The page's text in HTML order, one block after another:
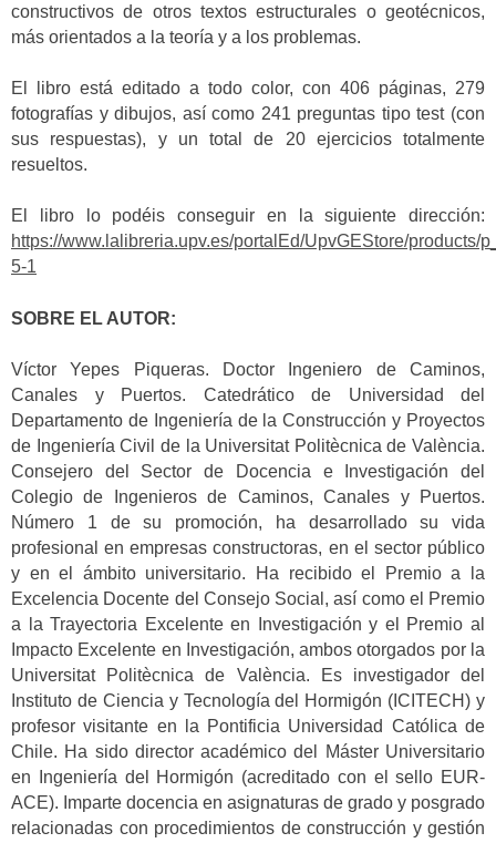
constructivos de otros textos estructurales o geotécnicos,
más orientados a la teoría y a los problemas.
El libro está editado a todo color, con 406 páginas, 279
fotografías y dibujos, así como 241 preguntas tipo test (con
sus respuestas), y un total de 20 ejercicios totalmente
resueltos.
El libro lo podéis conseguir en la siguiente dirección:
https://www.lalibreria.upv.es/portalEd/UpvGEStore/products/
5-1
SOBRE EL AUTOR:
Víctor Yepes Piqueras. Doctor Ingeniero de Caminos,
Canales y Puertos. Catedrático de Universidad del
Departamento de Ingeniería de la Construcción y Proyectos
de Ingeniería Civil de la Universitat Politècnica de València.
Consejero del Sector de Docencia e Investigación del
Colegio de Ingenieros de Caminos, Canales y Puertos.
Número 1 de su promoción, ha desarrollado su vida
profesional en empresas constructoras, en el sector público
y en el ámbito universitario. Ha recibido el Premio a la
Excelencia Docente del Consejo Social, así como el Premio
a la Trayectoria Excelente en Investigación y el Premio al
Impacto Excelente en Investigación, ambos otorgados por la
Universitat Politècnica de València. Es investigador del
Instituto de Ciencia y Tecnología del Hormigón (ICITECH) y
profesor visitante en la Pontificia Universidad Católica de
Chile. Ha sido director académico del Máster Universitario
en Ingeniería del Hormigón (acreditado con el sello EUR-
ACE). Imparte docencia en asignaturas de grado y posgrado
relacionadas con procedimientos de construcción y gestión